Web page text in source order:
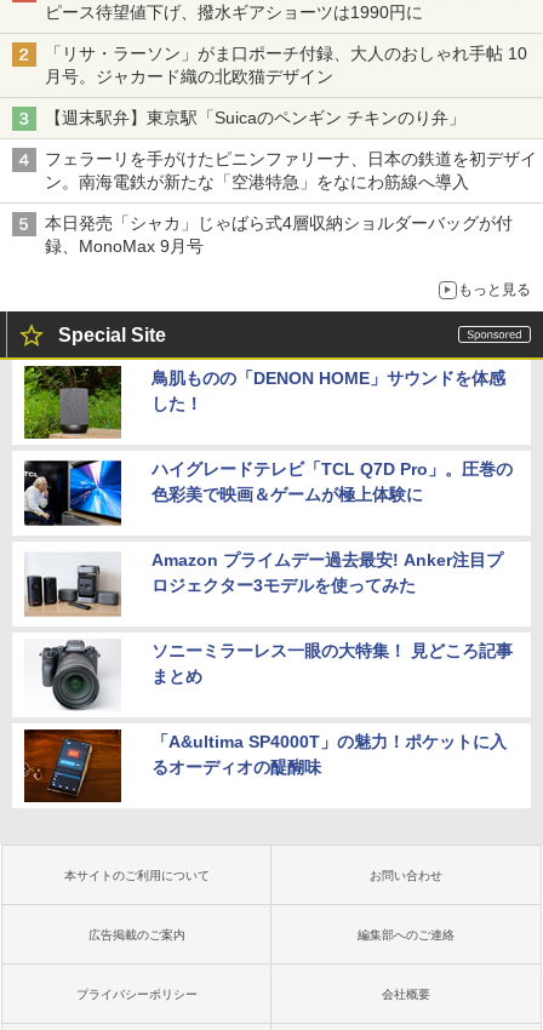
ピース待望値下げ、撥水ギアショーツは1990円に
「リサ・ラーソン」がま口ポーチ付録、大人のおしゃれ手帖 10
月号。ジャカード織の北欧猫デザイン
【週末駅弁】東京駅「Suicaのペンギン チキンのり弁」
フェラーリを手がけたピニンファリーナ、日本の鉄道を初デザイ
ン。南海電鉄が新たな「空港特急」をなにわ筋線へ導入
本日発売「シャカ」じゃばら式4層収納ショルダーバッグが付
録、MonoMax 9月号
もっと見る
Special Site
鳥肌ものの「DENON HOME」サウンドを体感
した！
ハイグレードテレビ「TCL Q7D Pro」。圧巻の
色彩美で映画＆ゲームが極上体験に
Amazon プライムデー過去最安! Anker注目プ
ロジェクター3モデルを使ってみた
ソニーミラーレス一眼の大特集！ 見どころ記事
まとめ
「A&ultima SP4000T」の魅力！ポケットに入
るオーディオの醍醐味
本サイトのご利用について お問い合わせ
広告掲載のご案内 編集部へのご連絡
プライバシーポリシー 会社概要